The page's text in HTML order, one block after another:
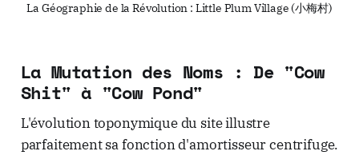
La Géographie de la Révolution : Little Plum Village (小梅村)
La Mutation des Noms : De "Cow
Shit" à "Cow Pond"
L'évolution toponymique du site illustre
parfaitement sa fonction d'amortisseur centrifuge.